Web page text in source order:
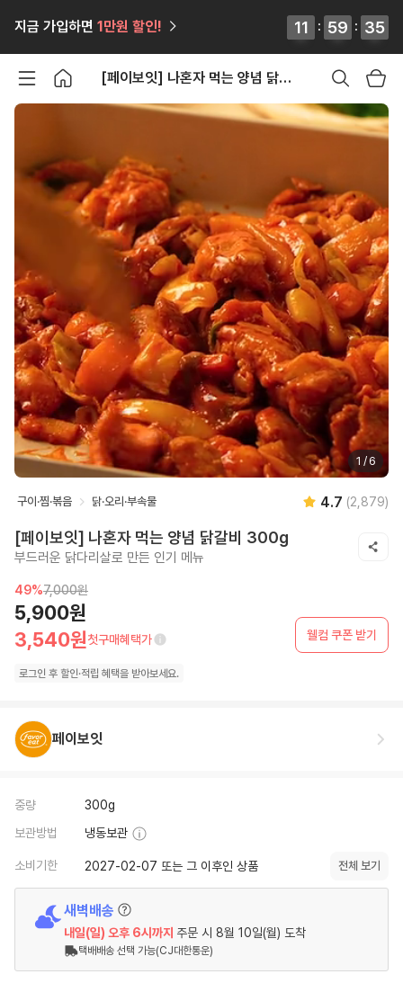
지금 가입하면 1만원 할인! 11
12
11
12 : 59
59
59
59 : 33
34
34
33
[페이보잇] 나혼자 먹는 양념 닭갈비 300g
1 /6
구이·찜·볶음 닭·오리·부속물 4.7 (2,879)
[페이보잇] 나혼자 먹는 양념 닭갈비 300g
부드러운 닭다리살로 만든 인기 메뉴
49%7,000원
5,900원
3,540원첫구매혜택가 웰컴 쿠폰 받기
로그인 후 할인·적립 혜택을 받아보세요.
페이보잇
중량
300g
보관방법
냉동보관
소비기한 2027-02-07 또는 그 이후인 상품 전체 보기
새벽배송
내일(일) 오후 6시 까지 주문 시 8월 10일(월) 도착
택배배송 선택 가능(CJ대한통운)